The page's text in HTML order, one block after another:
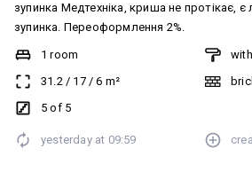
зупинка Медтехніка, криша не протікає, є
зупинка. Переоформлення 2%.
1 room
31.2/ 17/6 m²
5 of 5
yesterday at 09:59